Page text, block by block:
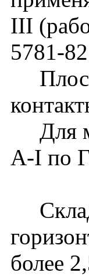
III
5781-
Для
А-I по
более